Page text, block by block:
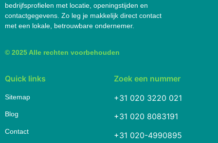
bedrijfsprofielen met locatie, openingstijden en
contactgegevens. Zo leg je makkelijk direct contact
met een lokale, betrouwbare ondernemer.
© 2025 Alle rechten voorbehouden
Quick links
Sitemap
Blog
Contact
Zoek een nummer
+31 020 3220 021
+31 020 8083191
+31 020-4990895